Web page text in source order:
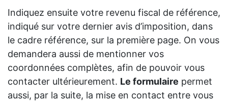
Indiquez ensuite votre revenu fiscal de référence,
indiqué sur votre dernier avis d’imposition, dans
le cadre référence, sur la première page. On vous
demandera aussi de mentionner vos
coordonnées complètes, afin de pouvoir vous
contacter ultérieurement. Le formulaire permet
aussi, par la suite, la mise en contact entre vous